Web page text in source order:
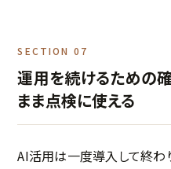
SECTION 07
運用を続けるための
まま点検に使える
AI活用は一度導入して終わ